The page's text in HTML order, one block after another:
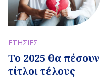
ΕΤΗΣΙΕΣ
Το 2025 θα πέσουν
τίτλοι τέλους